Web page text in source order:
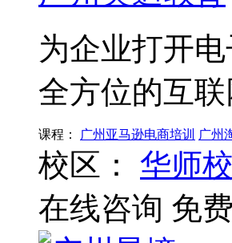
为企业打开
全方位的互
课程： 广州亚马逊电商培训 广州
校区： 华师
在线咨询 免